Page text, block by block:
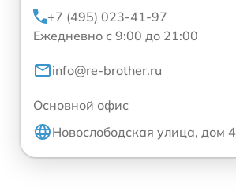
+7 (495) 023-41-97
Ежедневно с 9:00 до 21:00
info@re-brother.ru
Основной офис
Новослободская улица, дом 4